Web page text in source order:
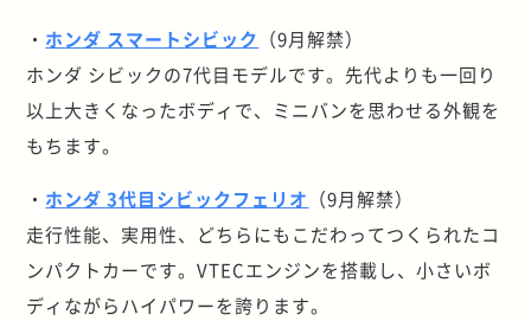
・ ホンダ スマートシビック （9月解禁）
ホンダ シビックの7代目モデルです。先代よりも一回り
以上大きくなったボディで、ミニバンを思わせる外観を
もちます。
・ ホンダ 3代目シビックフェリオ （9月解禁）
走行性能、実用性、どちらにもこだわってつくられたコ
ンパクトカーです。VTECエンジンを搭載し、小さいボ
ディながらハイパワーを誇ります。